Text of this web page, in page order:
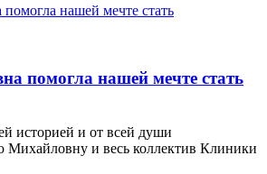
помогла нашей мечте стать
историей и от всей души
и весь коллектив Клиники